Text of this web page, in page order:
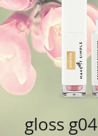
gloss g04